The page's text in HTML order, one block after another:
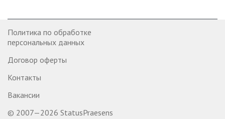
Политика по обработке
персональных данных
Договор оферты
Контакты
Вакансии
© 2007—2026 StatusPraesens